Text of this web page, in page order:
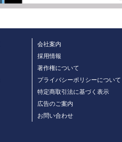
会社案内
採用情報
著作権について
プライバシーポリシーについて
特定商取引法に基づく表示
広告のご案内
お問い合わせ